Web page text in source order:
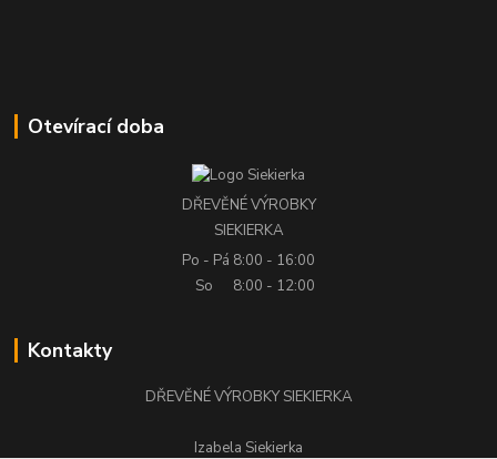
Otevírací doba
DŘEVĚNÉ VÝROBKY
SIEKIERKA
Po - Pá 8:00 - 16:00
So
8:00 - 12:00
Kontakty
DŘEVĚNÉ VÝROBKY SIEKIERKA
Izabela Siekierka